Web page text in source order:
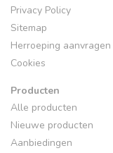
Privacy Policy
Sitemap
Herroeping aanvragen
Cookies
Producten
Alle producten
Nieuwe producten
Aanbiedingen